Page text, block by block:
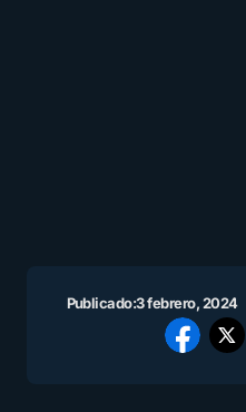
Publicado:3 febrero, 2024